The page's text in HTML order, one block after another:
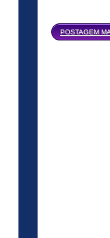
POSTAGEM